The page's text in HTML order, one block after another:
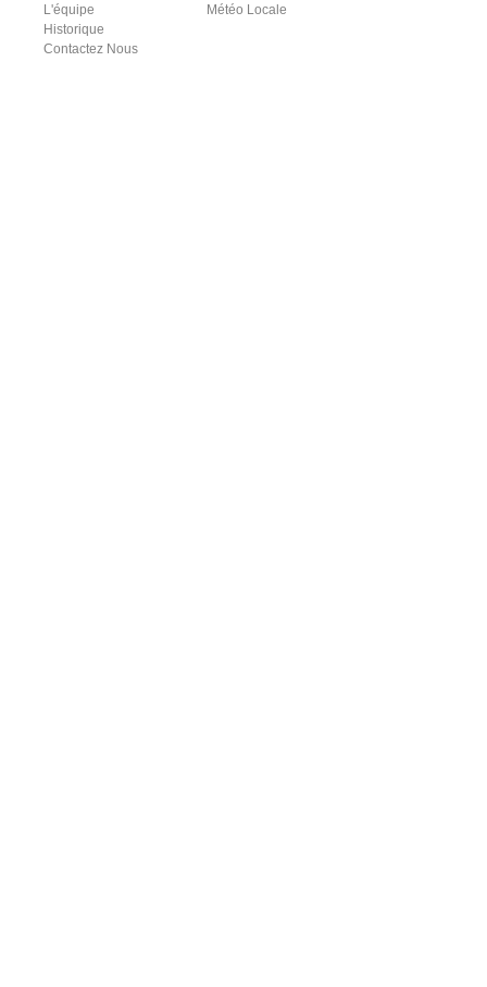
L'équipe
Historique
Contactez Nous
Météo Locale